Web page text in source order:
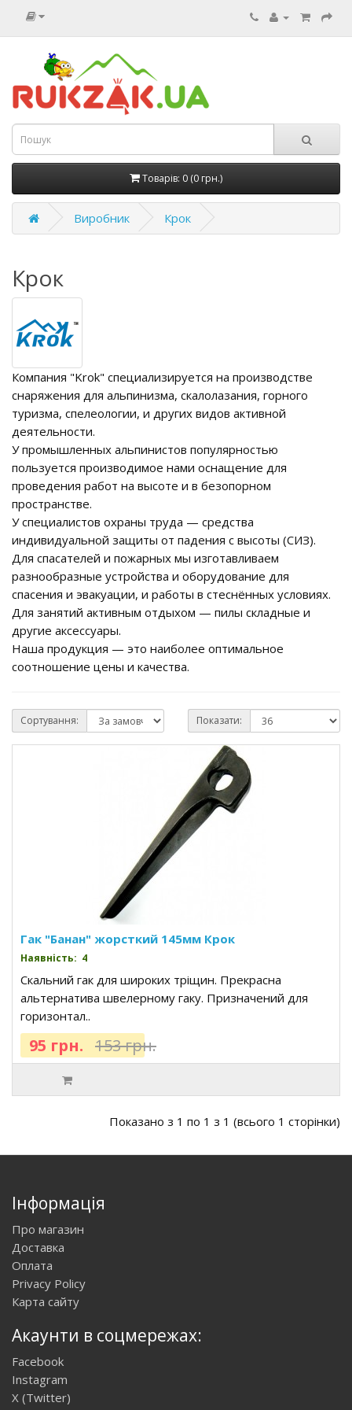
Товарів: 0 (0 грн.)
Виробник Крок
Крок
Компания "Krok" специализируется на производстве
снаряжения для альпинизма, скалолазания, горного
туризма, спелеологии, и других видов активной
деятельности.
У промышленных альпинистов популярностью
пользуется производимое нами оснащение для
проведения работ на высоте и в безопорном
пространстве.
У специалистов охраны труда — средства
индивидуальной защиты от падения с высоты (СИЗ).
Для спасателей и пожарных мы изготавливаем
разнообразные устройства и оборудование для
спасения и эвакуации, и работы в стеснённых условиях.
Для занятий активным отдыхом — пилы складные и
другие аксессуары.
Наша продукция — это наиболее оптимальное
соотношение цены и качества.
Сортування: Показати:
Гак "Банан" жорсткий 145мм Крок
Наявність: 4
Скальний гак для широких тріщин. Прекрасна
альтернатива швелерному гаку. Призначений для
горизонтал..
95 грн. 153 грн.
Показано з 1 по 1 з 1 (всього 1 сторінки)
Інформація
Про магазин
Доставка
Оплата
Privacy Policy
Карта сайту
Акаунти в соцмережах:
Facebook
Instagram
X (Twitter)